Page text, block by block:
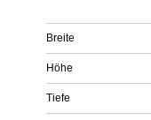
Breite
Höhe
Tiefe